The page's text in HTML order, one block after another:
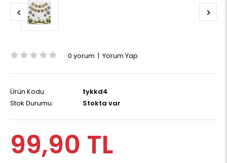
0 yorum | Yorum Yap
Ürün Kodu:
tykkd4
Stok Durumu:
Stokta var
99,90 TL